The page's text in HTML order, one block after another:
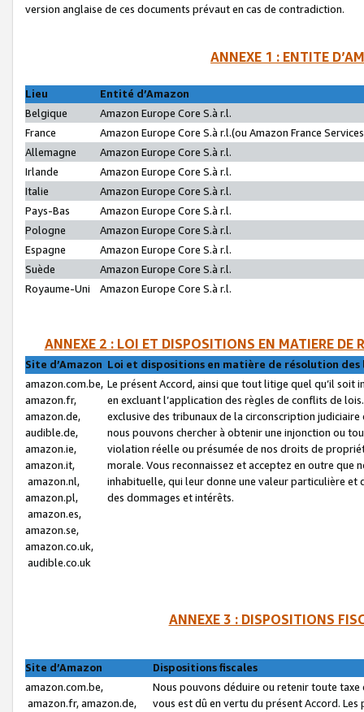
version anglaise de ces documents prévaut en cas de contradiction.
ANNEXE 1 : ENTITE
Lieu
Entité d’Amazon
Belgique
Amazon Europe Core S.à r.l.
France
Amazon Europe Core S.à r.l.(ou Amazon France
Allemagne
Amazon Europe Core S.à r.l.
Irlande
Amazon Europe Core S.à r.l.
Italie
Amazon Europe Core S.à r.l.
Pays-Bas
Amazon Europe Core S.à r.l.
Pologne
Amazon Europe Core S.à r.l.
Espagne
Amazon Europe Core S.à r.l.
Suède
Amazon Europe Core S.à r.l.
Royaume-Uni
Amazon Europe Core S.à r.l.
ANNEXE 2 : LOI ET DISPOSITIONS EN MATIERE DE
Site d’Amazon Loi et dispositions en matière de résolution
amazon.com.be,
amazon.fr,
amazon.de,
audible.de,
amazon.ie,
amazon.it,
amazon.nl,
amazon.pl,
amazon.es,
amazon.se,
amazon.co.uk,
audible.co.uk
Le présent Accord, ainsi que tout litige quel qu’il soit
en excluant l’application des règles de conflits de
exclusive des tribunaux de la circonscription
nous pouvons chercher à obtenir une injonction ou
violation réelle ou présumée de nos droits de
morale. Vous reconnaissez et acceptez en outre que
inhabituelle, qui leur donne une valeur particulière
des dommages et intérêts.
ANNEXE 3 : DISPOSITIONS
Site d’Amazon
Dispositions fiscales
amazon.com.be,
amazon.fr, amazon.de,
Nous pouvons déduire ou retenir toute
vous est dû en vertu du présent Accord.